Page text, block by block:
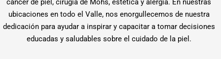
cáncer de piel, cirugía de Mohs, estética y alergia. En nuestras
ubicaciones en todo el Valle, nos enorgullecemos de nuestra
dedicación para ayudar a inspirar y capacitar a tomar decisiones
educadas y saludables sobre el cuidado de la piel.